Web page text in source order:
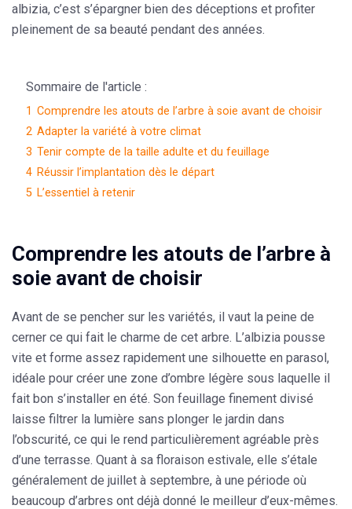
albizia, c’est s’épargner bien des déceptions et profiter
pleinement de sa beauté pendant des années.
Sommaire de l'article :
1 Comprendre les atouts de l’arbre à soie avant de choisir
2 Adapter la variété à votre climat
3 Tenir compte de la taille adulte et du feuillage
4 Réussir l’implantation dès le départ
5 L’essentiel à retenir
Comprendre les atouts de l’arbre à
soie avant de choisir
Avant de se pencher sur les variétés, il vaut la peine de
cerner ce qui fait le charme de cet arbre. L’albizia pousse
vite et forme assez rapidement une silhouette en parasol,
idéale pour créer une zone d’ombre légère sous laquelle il
fait bon s’installer en été. Son feuillage finement divisé
laisse filtrer la lumière sans plonger le jardin dans
l’obscurité, ce qui le rend particulièrement agréable près
d’une terrasse. Quant à sa floraison estivale, elle s’étale
généralement de juillet à septembre, à une période où
beaucoup d’arbres ont déjà donné le meilleur d’eux-mêmes.